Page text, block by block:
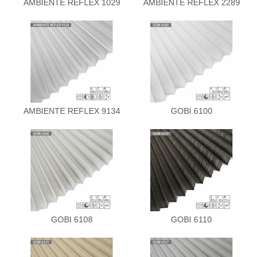
AMBIENTE REFLEX 1029 AMBIENTE REFLEX 2289
AMBIENTE REFLEX 9134 GOBI 6100
GOBI 6108 GOBI 6110